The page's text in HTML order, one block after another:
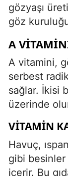
gözyaşı
göz
A
A vitamini,
serbest
sağlar. İkisi
üzerinde
VITAMIN
Havuç,
gibi besinler
içerir. Bu